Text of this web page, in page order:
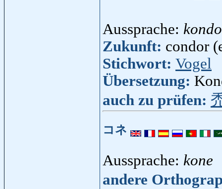
Aussprache:
Zukunft: condor
Stichwort: Vogel
Übersetzung:
auch zu prüfen:
コネ
Aussprache: kone
andere